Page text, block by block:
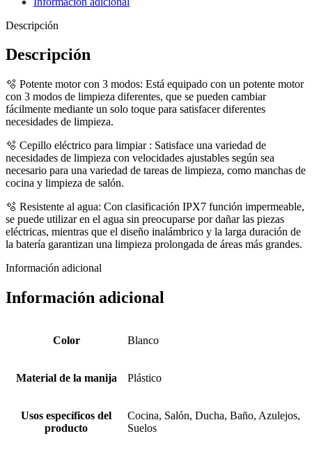
Descripción
Descripción
🫧 Potente motor con 3 modos: Está equipado con un potente motor
con 3 modos de limpieza diferentes, que se pueden cambiar
fácilmente mediante un solo toque para satisfacer diferentes
necesidades de limpieza.
🫧 Cepillo eléctrico para limpiar : Satisface una variedad de
necesidades de limpieza con velocidades ajustables según sea
necesario para una variedad de tareas de limpieza, como manchas de
cocina y limpieza de salón.
🫧 Resistente al agua: Con clasificación IPX7 función impermeable,
se puede utilizar en el agua sin preocuparse por dañar las piezas
eléctricas, mientras que el diseño inalámbrico y la larga duración de
la batería garantizan una limpieza prolongada de áreas más grandes.
Información adicional
Información adicional
Color Blanco
Material de la manija Plástico
Usos específicos del
producto
Cocina, Salón, Ducha, Baño, Azulejos,
Suelos